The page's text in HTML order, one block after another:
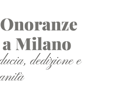
Milano
dedizione e